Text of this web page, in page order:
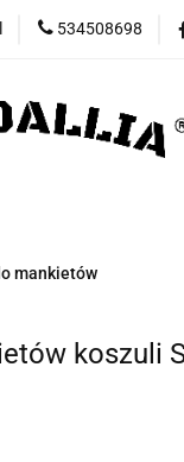
534508698
Spinki do
Bizuteria
mankietów
koszuli